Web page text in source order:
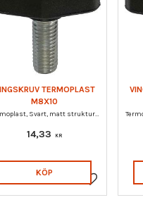
TERMOPLAST
M8X10
14,33 KR
Lägg till i
KÖP